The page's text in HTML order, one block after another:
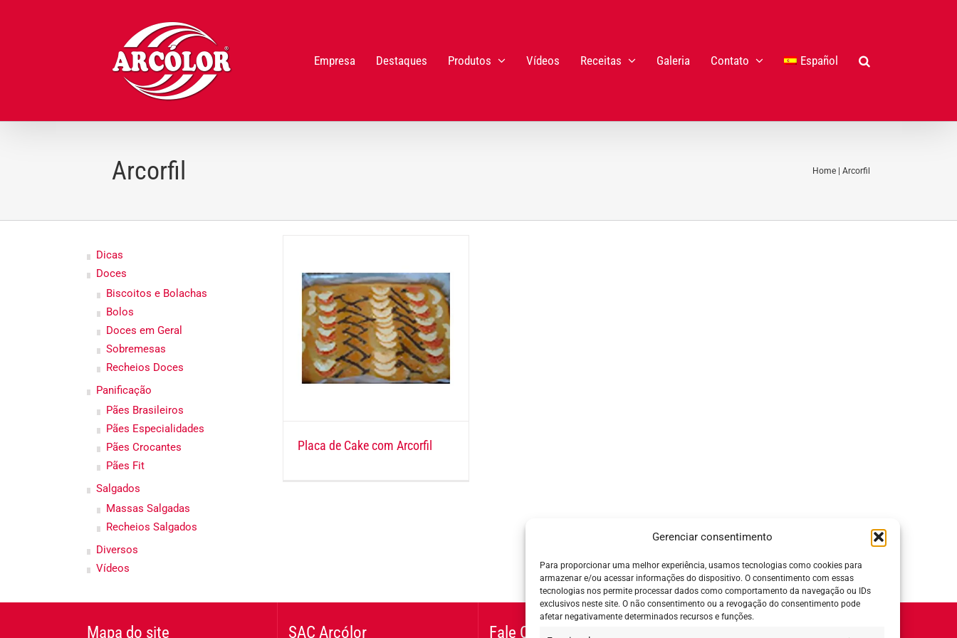
Gerenciar consentimento
Para proporcionar uma melhor experiência, usamos tecnologias como cookies para
armazenar e/ou acessar informações do dispositivo. O consentimento com essas
tecnologias nos permite processar dados como comportamento da navegação ou IDs
exclusivos neste site. O não consentimento ou a revogação do consentimento pode
afetar negativamente determinados recursos e funções.
Empresa Destaques Produtos Vídeos Receitas Galeria Contato Español
Arcorfil Home Arcorfil
Placa de Cake com Arcorfil
Dicas
Doces
Biscoitos e Bolachas
Bolos
Doces em Geral
Sobremesas
Recheios Doces
Panificação
Pães Brasileiros
Pães Especialidades
Pães Crocantes
Pães Fit
Salgados
Massas Salgadas
Recheios Salgados
Diversos
Vídeos
Mapa do site SAC Arcólor Fale Conosco